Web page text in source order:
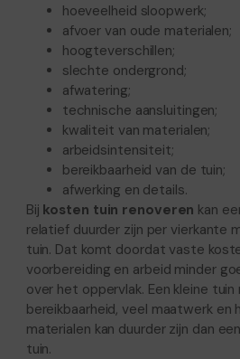
hoeveelheid sloopwerk;
afvoer van oude materialen;
hoogteverschillen;
slechte ondergrond;
afwatering;
technische aansluitingen;
kwaliteit van materialen;
arbeidsintensiteit;
bereikbaarheid van de tuin;
afwerking en details.
Bij kosten tuin renoveren kan
relatief duurder zijn per vierkante
tuin. Dat komt doordat vaste
voorbereiding en arbeid minder
over het oppervlak. Een kleine
bereikbaarheid, veel maatwerk en
materialen kan duurder zijn dan
tuin.